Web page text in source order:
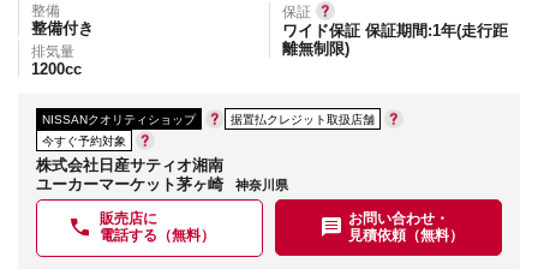
整備
整備付き
排気量
1200cc
保証
ワイド保証 保証期間:1年(走行距
離無制限)
NISSANクオリティショップ
据置払クレジット取扱店舗
今すぐ予約対象
株式会社日産サティオ湘南
ユーカーマーケット茅ヶ崎
神奈川県
販売店に
電話する（無料）
お問い合わせ・
見積依頼（無料）